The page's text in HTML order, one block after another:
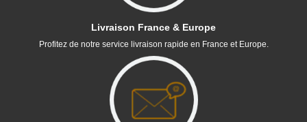
Livraison France & Europe
Profitez de notre service livraison rapide en France et Europe.